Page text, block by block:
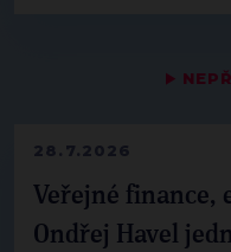
▶
28.7.2026
Veřejné finance,
Ondřej Havel